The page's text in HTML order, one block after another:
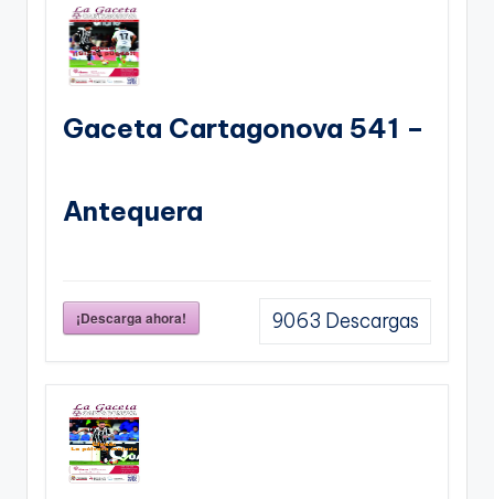
Gaceta Cartagonova 541 –
Antequera
¡Descarga ahora! 9063 Descargas